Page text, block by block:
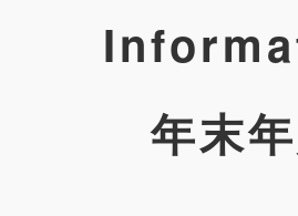
年末